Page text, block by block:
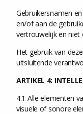
Gebruikersnamen
en/of aan de
vertrouwelijk en niet
Het gebruik van
uitsluitende
ARTIKEL 4:
4.1 Alle elementen
visuele of sonore